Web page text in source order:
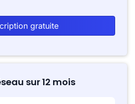
gratuite
sur 12 mois